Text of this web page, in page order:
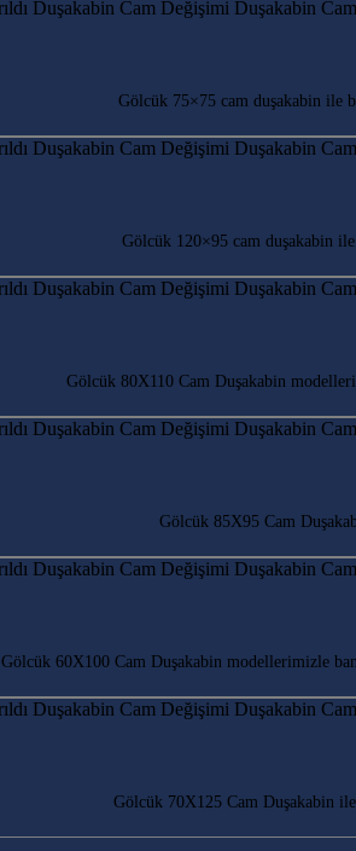
Gölcük 75×75 cam duşakabin ile
Gölcük 120×95 cam duşakabin
Gölcük 80X110 Cam Duşakabin
Gölcük 85X95 Cam
Gölcük 60X100 Cam Duşakabin modellerimizle
Gölcük 70X125 Cam Duşakabin